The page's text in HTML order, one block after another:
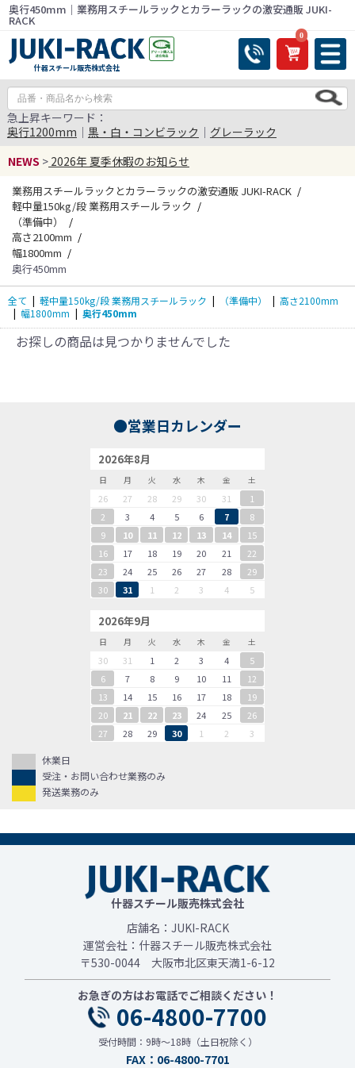
奥行450mm｜業務用スチールラックとカラーラックの激安通販 JUKI-
RACK
什器スチール販売株式会社
0
急上昇キーワード：
奥行1200mm ｜ 黒・白・コンビラック ｜ グレーラック
NEWS > 2026年 夏季休暇のお知らせ
業務用スチールラックとカラーラックの激安通販 JUKI-RACK
軽中量150kg/段 業務用スチールラック
（準備中）
高さ2100mm
幅1800mm
奥行450mm
全て | 軽中量150kg/段 業務用スチールラック | （準備中） | 高さ2100mm
| 幅1800mm | 奥行450mm
お探しの商品は見つかりませんでした
●営業日カレンダー
2026年8月
日 月 火 水 木 金 土
26 27 28 29 30 31
1
2
3 4 5 6 7
8
9
10 11 12 13 14
15
16
17 18 19 20 21
22
23
24 25 26 27 28
29
30
31 1 2 3 4 5
2026年9月
日 月 火 水 木 金 土
30 31 1 2 3 4
5
6
7 8 9 10 11
12
13
14 15 16 17 18
19
20
21 22 23 24 25
26
27
28 29 30 1 2 3
休業日
受注・お問い合わせ業務のみ
発送業務のみ
什器スチール販売株式会社
店舗名：JUKI-RACK
運営会社：什器スチール販売株式会社
〒530-0044 大阪市北区東天満1-6-12
お急ぎの方はお電話でご相談ください！
06-4800-7700
受付時間：9時～18時（土日祝除く）
FAX：06-4800-7701